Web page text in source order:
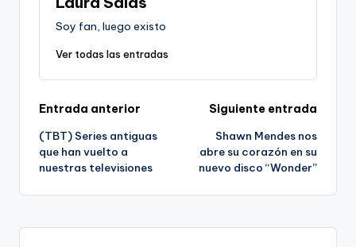
Soy fan, luego existo
Ver todas las entradas
Navegación
de
entradas
Entrada anterior
(TBT) Series antiguas
que han vuelto a
nuestras televisiones
Siguiente entrada
Shawn Mendes nos
abre su corazón en su
nuevo disco “Wonder”